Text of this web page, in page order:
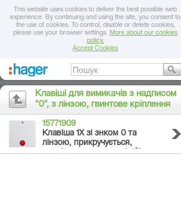
This website uses cookies to deliver the best possible web
experience. By continuing and using the site, you consent to
the use of cookies. To control, disable or delete cookies,
please use your browser settings. More about our cookies
policy.
Accept Cookies
Клавіші для вимикачів з надписом
"0", з лінзою, гвинтове кріплення
15771909
Клавіша 1Х зі знком 0 та
лінзою, прикручується,
пол.білизна матова, S.1/B.х